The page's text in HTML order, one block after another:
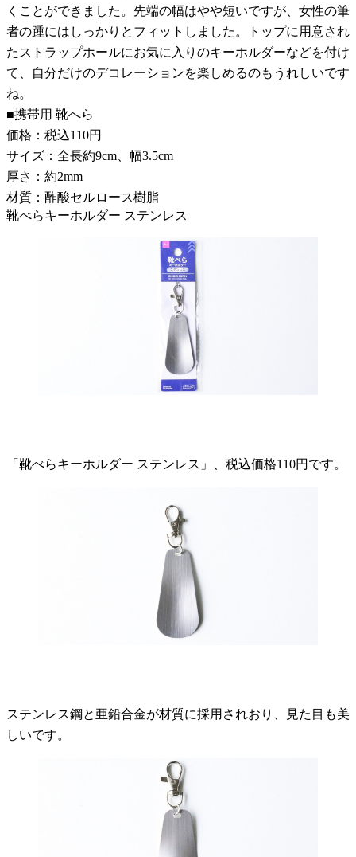
くことができました。先端の幅はやや短いですが、女性の筆
者の踵にはしっかりとフィットしました。トップに用意され
たストラップホールにお気に入りのキーホルダーなどを付け
て、自分だけのデコレーションを楽しめるのもうれしいです
ね。
■携帯用 靴へら
価格：税込110円
サイズ：全長約9cm、幅3.5cm
厚さ：約2mm
材質：酢酸セルロース樹脂
靴べらキーホルダー ステンレス
「靴べらキーホルダー ステンレス」、税込価格110円です。
ステンレス鋼と亜鉛合金が材質に採用されおり、見た目も美
しいです。